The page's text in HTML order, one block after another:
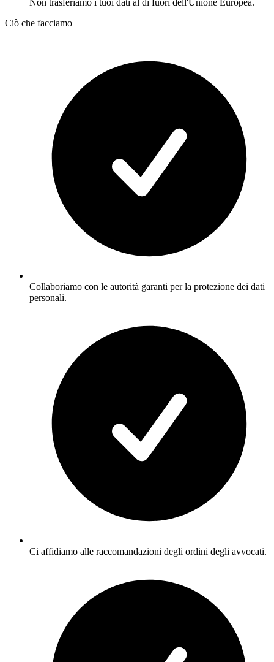
Ciò che facciamo
Collaboriamo con le autorità garanti per la protezione dei dati
personali.
Ci affidiamo alle raccomandazioni degli ordini degli avvocati.